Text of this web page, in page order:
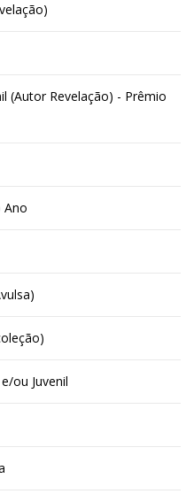
(Autor Revelação) - Prêmio
Ano
ou Juvenil